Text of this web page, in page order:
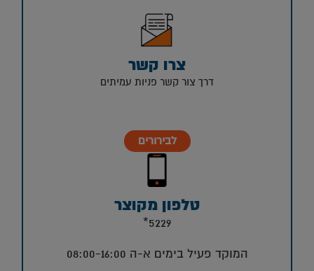
צרו קשר
דרך צור קשר פניות עמיתים
לבירורים
טלפון מקוצר
5229*
המוקד פעיל בימים א-ה 08:00-16:00